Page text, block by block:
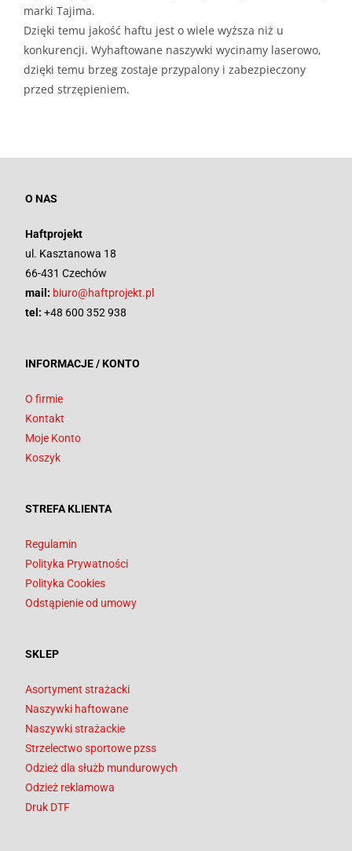
marki Tajima.
Dzięki temu jakość haftu jest o wiele wyższa niż u
konkurencji. Wyhaftowane naszywki wycinamy laserowo,
dzięki temu brzeg zostaje przypalony i zabezpieczony
przed strzępieniem.
O NAS
Haftprojekt
ul. Kasztanowa 18
66-431 Czechów
mail: biuro@haftprojekt.pl
tel: +48 600 352 938
INFORMACJE / KONTO
O firmie
Kontakt
Moje Konto
Koszyk
STREFA KLIENTA
Regulamin
Polityka Prywatności
Polityka Cookies
Odstąpienie od umowy
SKLEP
Asortyment strażacki
Naszywki haftowane
Naszywki strażackie
Strzelectwo sportowe pzss
Odzież dla służb mundurowych
Odzież reklamowa
Druk DTF